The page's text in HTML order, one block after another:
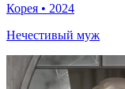
Корея • 2024
Нечестивый муж